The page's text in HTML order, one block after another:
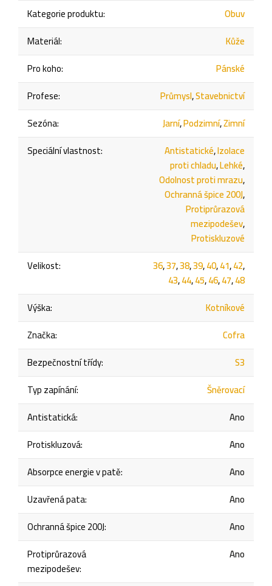
Kategorie produktu:
Obuv
Materiál:
Kůže
Pro koho:
Pánské
Profese: Průmysl,Stavebnictví
Sezóna: Jarní,Podzimní,Zimní
Speciální vlastnost: Antistatické,Izolace
proti chladu,Lehké,
Odolnost proti mrazu,
Ochranná špice 200J,
Protiprůrazová
mezipodešev,
Protiskluzové
Velikost: 36,37,38,39,40,41,42,
43,44,45,46,47,48
Výška:
Kotníkové
Značka:
Cofra
Bezpečnostní třídy:
S3
Typ zapínání:
Šněrovací
Antistatická:
Ano
Protiskluzová:
Ano
Absorpce energie v patě:
Ano
Uzavřená pata:
Ano
Ochranná špice 200J:
Ano
Protiprůrazová
mezipodešev:
Ano